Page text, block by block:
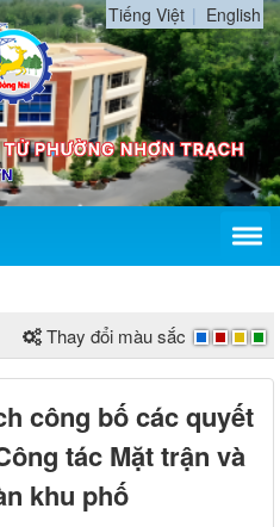
Tiếng Việt English
Thay đổi màu sắc
công bố các quyết
tác Mặt trận và
khu phố